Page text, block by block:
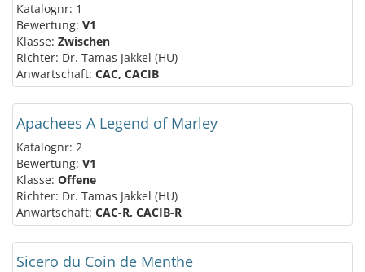
Katalognr: 1
Bewertung: V1
Klasse: Zwischen
Richter: Dr. Tamas Jakkel (HU)
Anwartschaft: CAC, CACIB
Apachees A Legend of Marley
Katalognr: 2
Bewertung: V1
Klasse: Offene
Richter: Dr. Tamas Jakkel (HU)
Anwartschaft: CAC-R, CACIB-R
Sicero du Coin de Menthe